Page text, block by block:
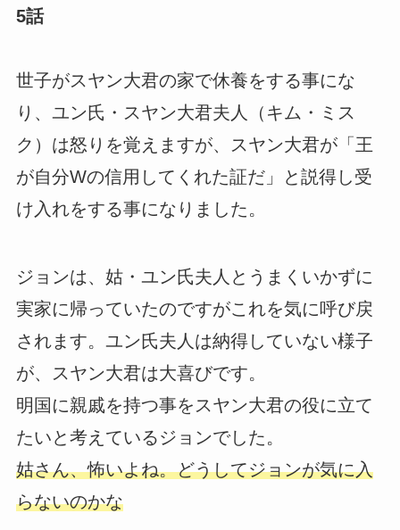
5話
世子がスヤン大君の家で休養をする事にな
り、ユン氏・スヤン大君夫人（キム・ミス
ク）は怒りを覚えますが、スヤン大君が「王
が自分Wの信用してくれた証だ」と説得し受
け入れをする事になりました。
ジョンは、姑・ユン氏夫人とうまくいかずに
実家に帰っていたのですがこれを気に呼び戻
されます。ユン氏夫人は納得していない様子
が、スヤン大君は大喜びです。
明国に親戚を持つ事をスヤン大君の役に立て
たいと考えているジョンでした。
姑さん、怖いよね。どうしてジョンが気に入
らないのかな